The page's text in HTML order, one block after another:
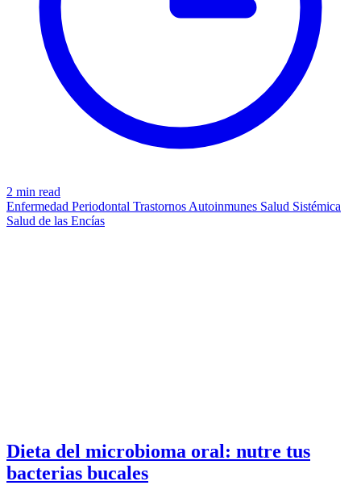
2 min read
Enfermedad Periodontal Trastornos Autoinmunes Salud Sistémica
Salud de las Encías
Dieta del microbioma oral: nutre tus
bacterias bucales